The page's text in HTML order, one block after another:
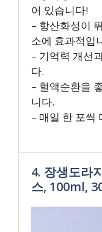
어 있습니다!
– 항산화성이
소에 효과적입
– 기억력 개선
다.
– 혈액순환을
니다.
– 매일 한 포씩
4. 장생도라
스, 100ml,